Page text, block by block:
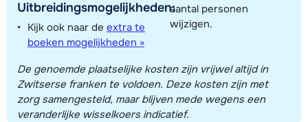
Uitbreidingsmogelijkheden:
Kijk ook naar de extra te
boeken mogelijkheden »
aantal personen
wijzigen.
De genoemde plaatselijke kosten zijn vrijwel altijd in
Zwitserse franken te voldoen. Deze kosten zijn met
zorg samengesteld, maar blijven mede wegens een
veranderlijke wisselkoers indicatief.